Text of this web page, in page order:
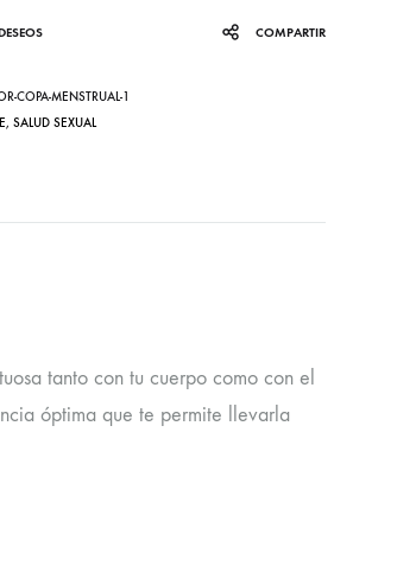
COMPARTIR
COPA-MENSTRUAL-1
, SALUD SEXUAL
tanto con tu cuerpo como con el
óptima que te permite llevarla